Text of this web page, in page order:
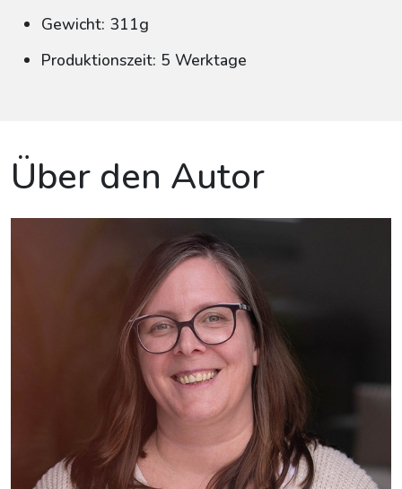
Gewicht: 311g
Produktionszeit: 5 Werktage
Über den Autor